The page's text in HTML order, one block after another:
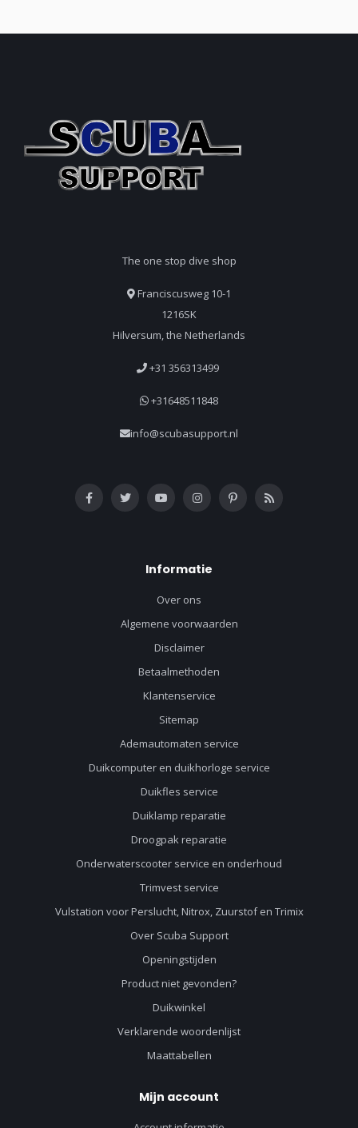
The one stop dive shop
Franciscusweg 10-1
1216SK
Hilversum, the Netherlands
+31 356313499
+31648511848
info@scubasupport.nl
Informatie
Over ons
Algemene voorwaarden
Disclaimer
Betaalmethoden
Klantenservice
Sitemap
Ademautomaten service
Duikcomputer en duikhorloge service
Duikfles service
Duiklamp reparatie
Droogpak reparatie
Onderwaterscooter service en onderhoud
Trimvest service
Vulstation voor Perslucht, Nitrox, Zuurstof en Trimix
Over Scuba Support
Openingstijden
Product niet gevonden?
Duikwinkel
Verklarende woordenlijst
Maattabellen
Mijn account